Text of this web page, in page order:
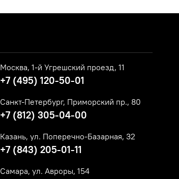
Москва, 1-й Угрешский проезд, 11
+7 (495) 120-50-01
Санкт-Петербург, Приморский пр., 80
+7 (812) 305-04-00
Казань, ул. Поперечно-Базарная, 32
+7 (843) 205-01-11
Самара, ул. Авроры, 154